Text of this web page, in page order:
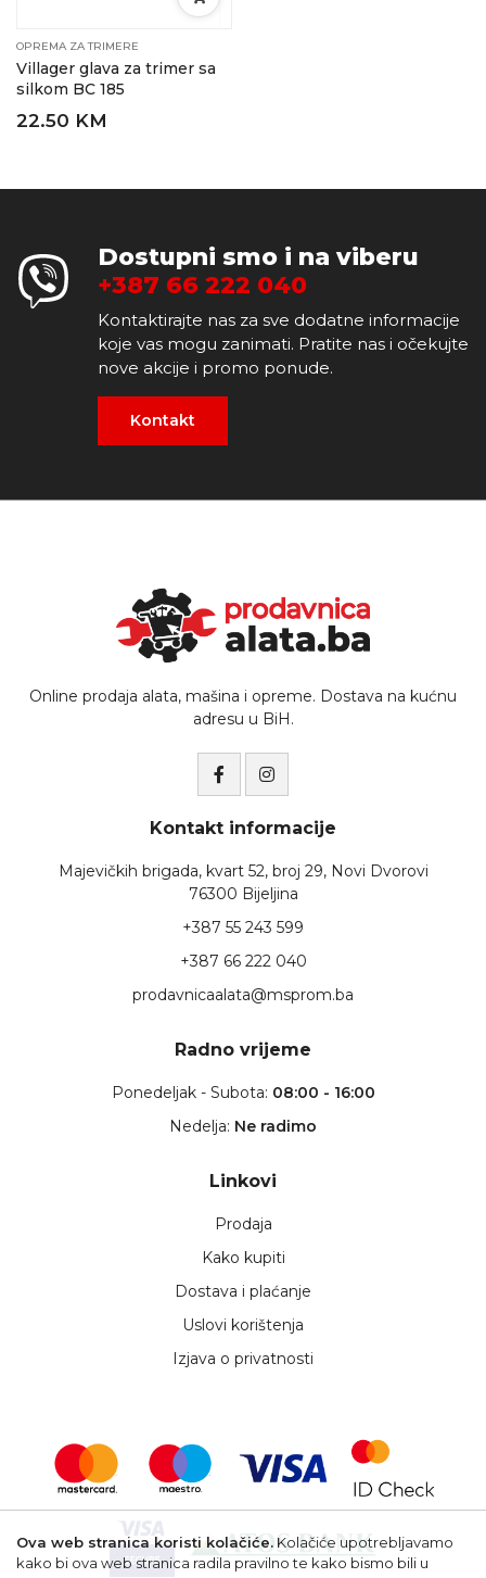
OPREMA ZA TRIMERE
Villager glava za trimer sa
silkom BC 185
22.50 KM
Dostupni smo i na viberu
+387 66 222 040
Kontaktirajte nas za sve dodatne informacije
koje vas mogu zanimati. Pratite nas i očekujte
nove akcije i promo ponude.
Kontakt
Online prodaja alata, mašina i opreme. Dostava na kućnu
adresu u BiH.
Kontakt informacije
Majevičkih brigada, kvart 52, broj 29, Novi Dvorovi
76300 Bijeljina
+387 55 243 599
+387 66 222 040
prodavnicaalata@msprom.ba
Radno vrijeme
Ponedeljak - Subota: 08:00 - 16:00
Nedelja: Ne radimo
Linkovi
Prodaja
Kako kupiti
Dostava i plaćanje
Uslovi korištenja
Izjava o privatnosti
Ova web stranica koristi kolačiće. Kolačiće upotrebljavamo
kako bi ova web stranica radila pravilno te kako bismo bili u